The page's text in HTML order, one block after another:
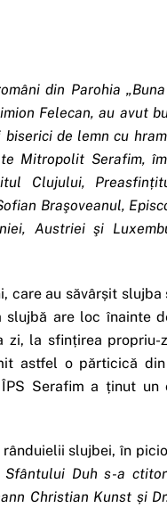
din Parohia
Felecan, au avut
de lemn cu
Mitropolit Serafim,
Clujului,
Braşoveanul,
Austriei şi
care au săvârșit slujba
slujbă are loc înainte
zi, la sfințirea propriu-
astfel o părticică
Serafim a ținut un
slujbei, în
Sfântului Duh s-a
Christian Kunst și